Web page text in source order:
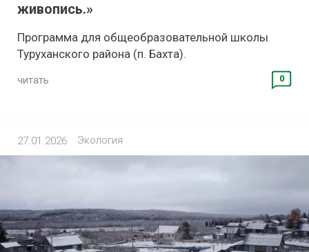
живопись.»
Программа для общеобразовательной школы
Туруханского района (п. Бахта).
читать 0
27.01.2026 Экология